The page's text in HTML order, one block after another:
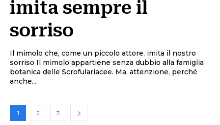
imita sempre il
sorriso
Il mimolo che, come un piccolo attore, imita il nostro
sorriso Il mimolo appartiene senza dubbio alla famiglia
botanica delle Scrofulariacee. Ma, attenzione, perché
anche...
1 2 3